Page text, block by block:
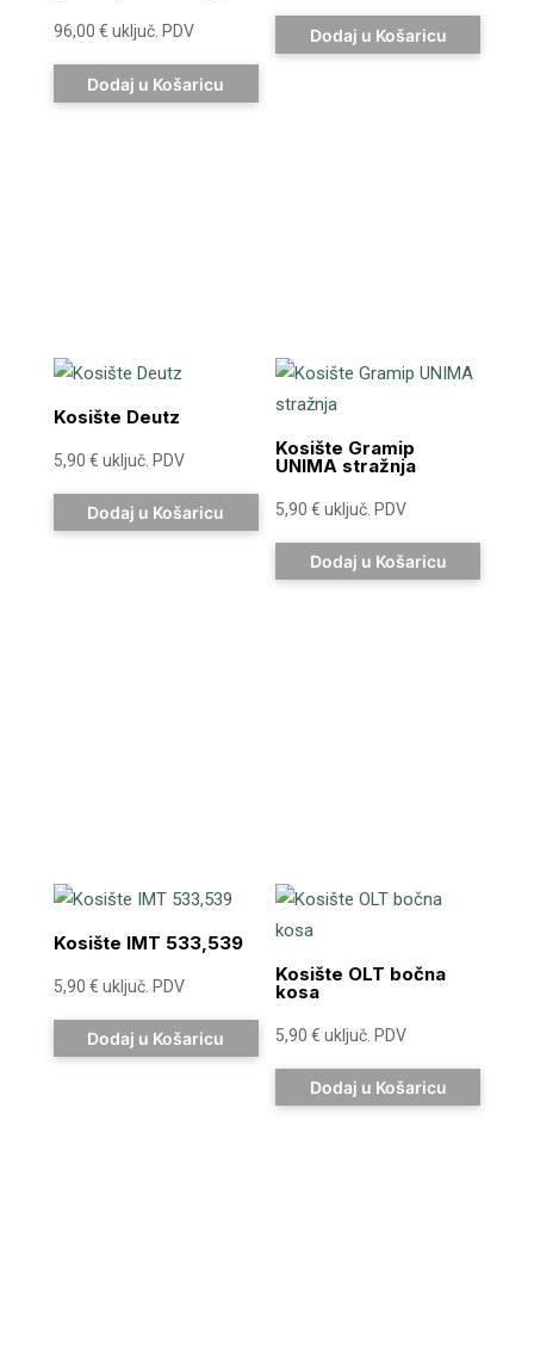
96,00 € uključ. PDV
Dodaj u Košaricu
Dodaj u Košaricu
Kosište Deutz
5,90 € uključ. PDV
Dodaj u Košaricu
Kosište Gramip
UNIMA stražnja
5,90€ uključ. PDV
Dodaj u Košaricu
Kosište IMT 533,539
5,90 € uključ. PDV
Dodaj u Košaricu
Kosište OLT bočna
kosa
5,90€ uključ. PDV
Dodaj u Košaricu